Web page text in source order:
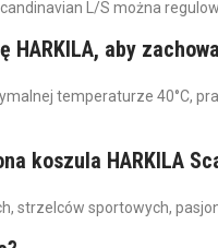
L/S można
HARKILA, aby
temperaturze 40°C,
koszula HARKILA
strzelców sportowych,